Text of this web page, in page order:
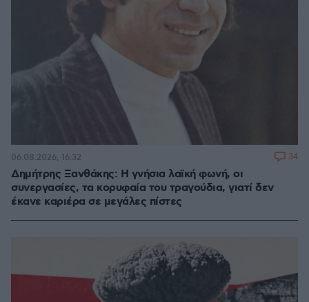
Δημήτρης Ξανθάκης: Η γνήσια λαϊκή φωνή, οι
συνεργασίες, τα κορυφαία του τραγούδια, γιατί δεν
έκανε καριέρα σε μεγάλες πίστες
06.08.2026, 16:32 34